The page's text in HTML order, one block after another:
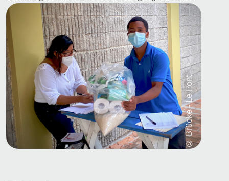
© Brücke - Le Pont